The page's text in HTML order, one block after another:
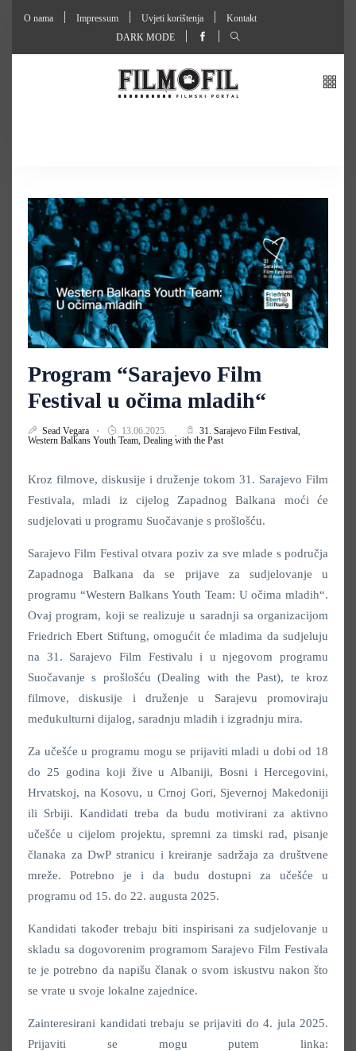
O nama Impressum Uvjeti korištenja
Kontakt
DARK MODE
Program “Sarajevo Film
Festival u očima mladih“
Sead Vegara 13.06.2025.
31. Sarajevo Film Festival,
Western Balkans Youth Team, Dealing with the Past
Kroz filmove, diskusije i druženje tokom 31. Sarajevo Film
Festivala, mladi iz cijelog Zapadnog Balkana moći će
sudjelovati u programu Suočavanje s prošlošću.
Sarajevo Film Festival otvara poziv za sve mlade s područja
Zapadnoga Balkana da se prijave za sudjelovanje u
programu “Western Balkans Youth Team: U očima mladih“.
Ovaj program, koji se realizuje u saradnji sa organizacijom
Friedrich Ebert Stiftung, omogućit će mladima da sudjeluju
na 31. Sarajevo Film Festivalu i u njegovom programu
Suočavanje s prošlošću (Dealing with the Past), te kroz
filmove, diskusije i druženje u Sarajevu promoviraju
međukulturni dijalog, saradnju mladih i izgradnju mira.
Za učešće u programu mogu se prijaviti mladi u dobi od 18
do 25 godina koji žive u Albaniji, Bosni i Hercegovini,
Hrvatskoj, na Kosovu, u Crnoj Gori, Sjevernoj Makedoniji
ili Srbiji. Kandidati treba da budu motivirani za aktivno
učešće u cijelom projektu, spremni za timski rad, pisanje
članaka za DwP stranicu i kreiranje sadržaja za društvene
mreže. Potrebno je i da budu dostupni za učešće u
programu od 15. do 22. augusta 2025.
Kandidati također trebaju biti inspirisani za sudjelovanje u
skladu sa dogovorenim programom Sarajevo Film Festivala
te je potrebno da napišu članak o svom iskustvu nakon što
se vrate u svoje lokalne zajednice.
Zainteresirani kandidati trebaju se prijaviti do 4. jula 2025.
Prijaviti se mogu putem linka: